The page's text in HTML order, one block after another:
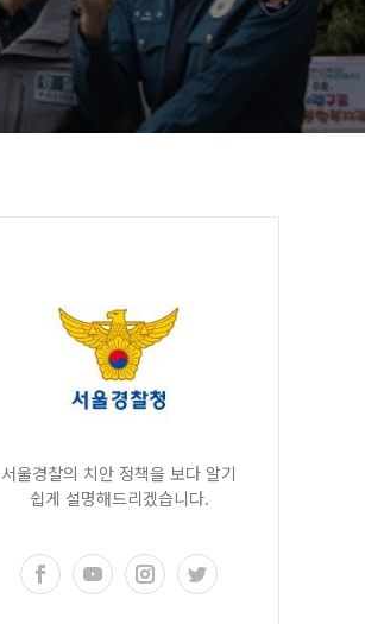
서울경찰의 치안 정책을 보다 알기
쉽게 설명해드리겠습니다.